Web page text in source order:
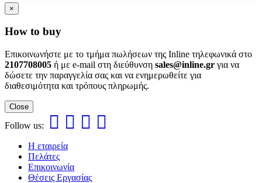
×
How to buy
Επικοινωνήστε με το τμήμα πωλήσεων της Inline τηλεφωνικά στο
2107708005 ή με e-mail στη διεύθυνση sales@inline.gr για να
δώσετε την παραγγελία σας και να ενημερωθείτε για
διαθεσιμότητα και τρόπους πληρωμής.
Close
Follow us:
Η εταιρεία
Πελάτες
Επικοινωνία
Θέσεις Εργασίας